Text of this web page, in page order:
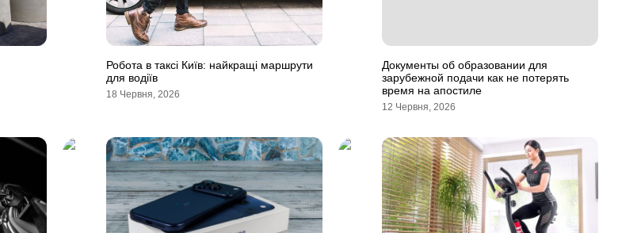
Робота в таксі Київ: найкращі маршрути
для водіїв
18 Червня, 2026
Документы об образовании для
зарубежной подачи как не потерять
время на апостиле
12 Червня, 2026